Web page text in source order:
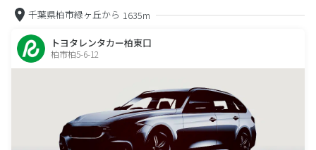
千葉県柏市緑ヶ丘から 1635m
トヨタレンタカー柏東口
柏市柏5-6-12